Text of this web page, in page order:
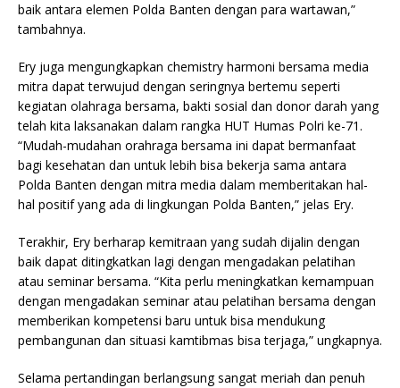
baik antara elemen Polda Banten dengan para wartawan,”
tambahnya.
Ery juga mengungkapkan chemistry harmoni bersama media
mitra dapat terwujud dengan seringnya bertemu seperti
kegiatan olahraga bersama, bakti sosial dan donor darah yang
telah kita laksanakan dalam rangka HUT Humas Polri ke-71.
“Mudah-mudahan orahraga bersama ini dapat bermanfaat
bagi kesehatan dan untuk lebih bisa bekerja sama antara
Polda Banten dengan mitra media dalam memberitakan hal-
hal positif yang ada di lingkungan Polda Banten,” jelas Ery.
Terakhir, Ery berharap kemitraan yang sudah dijalin dengan
baik dapat ditingkatkan lagi dengan mengadakan pelatihan
atau seminar bersama. “Kita perlu meningkatkan kemampuan
dengan mengadakan seminar atau pelatihan bersama dengan
memberikan kompetensi baru untuk bisa mendukung
pembangunan dan situasi kamtibmas bisa terjaga,” ungkapnya.
Selama pertandingan berlangsung sangat meriah dan penuh